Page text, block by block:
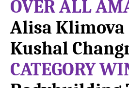
OVER ALL
Alisa Klimova
Kushal
CATEGORY